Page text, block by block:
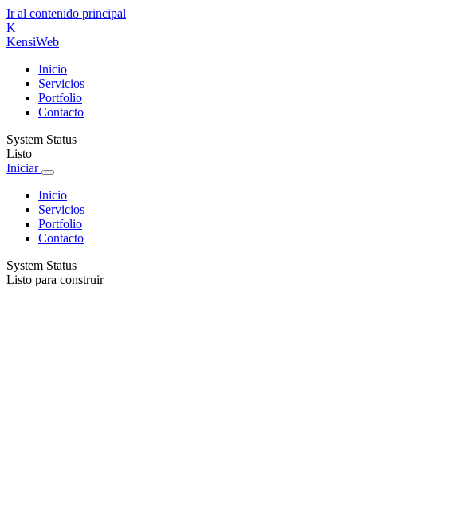
Ir al contenido principal
K
KensiWeb
Inicio
Servicios
Portfolio
Contacto
System Status
Listo
Iniciar
Inicio
Servicios
Portfolio
Contacto
System Status
Listo para construir